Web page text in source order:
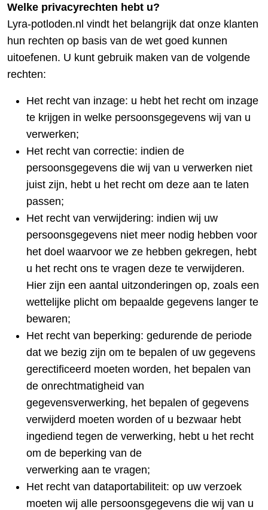
Welke privacyrechten hebt u?
Lyra-potloden.nl vindt het belangrijk dat onze klanten
hun rechten op basis van de wet goed kunnen
uitoefenen. U kunt gebruik maken van de volgende
rechten:
Het recht van inzage: u hebt het recht om inzage
te krijgen in welke persoonsgegevens wij van u
verwerken;
Het recht van correctie: indien de
persoonsgegevens die wij van u verwerken niet
juist zijn, hebt u het recht om deze aan te laten
passen;
Het recht van verwijdering: indien wij uw
persoonsgegevens niet meer nodig hebben voor
het doel waarvoor we ze hebben gekregen, hebt
u het recht ons te vragen deze te verwijderen.
Hier zijn een aantal uitzonderingen op, zoals een
wettelijke plicht om bepaalde gegevens langer te
bewaren;
Het recht van beperking: gedurende de periode
dat we bezig zijn om te bepalen of uw gegevens
gerectificeerd moeten worden, het bepalen van
de onrechtmatigheid van
gegevensverwerking, het bepalen of gegevens
verwijderd moeten worden of u bezwaar hebt
ingediend tegen de verwerking, hebt u het recht
om de beperking van de
verwerking aan te vragen;
Het recht van dataportabiliteit: op uw verzoek
moeten wij alle persoonsgegevens die wij van u